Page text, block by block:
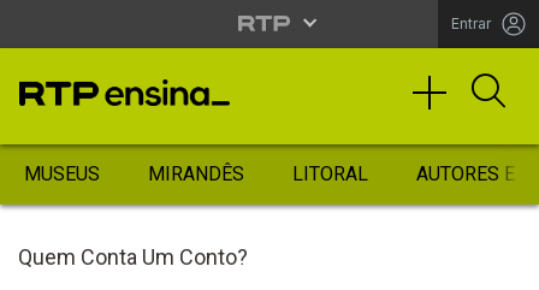
Entrar
MUSEUS MIRANDÊS LITORAL AUTORES
Quem Conta Um Conto?